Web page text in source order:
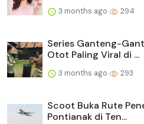
3 months ago 294
Series Ganteng-
Otot Paling Viral di ...
3 months ago 293
Scoot Buka Rute
Pontianak di Ten...